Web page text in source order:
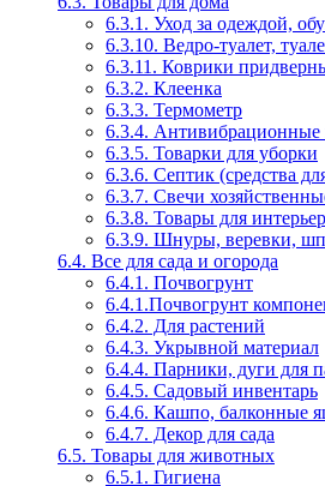
6.3.1. Уход за одеждой,
6.3.10. Ведро-туалет,
6.3.11. Коврики
6.3.2. Клеенка
6.3.3. Термометр
6.3.4. Антивибрационные
6.3.5. Товарки для уборки
6.3.6. Септик (средства
6.3.7. Свечи
6.3.8. Товары для
6.3.9. Шнуры, веревки,
6.4. Все для сада и огорода
6.4.1. Почвогрунт
6.4.1.Почвогрунт
6.4.2. Для растений
6.4.3. Укрывной материал
6.4.4. Парники, дуги для
6.4.5. Садовый инвентарь
6.4.6. Кашпо, балконные
6.4.7. Декор для сада
6.5. Товары для животных
6.5.1. Гигиена